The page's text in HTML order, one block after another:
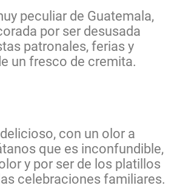
peculiar de Guatemala,
por ser desusada
patronales, ferias y
un fresco de cremita.
con un olor a
que es inconfundible,
y por ser de los platillos
celebraciones familiares.